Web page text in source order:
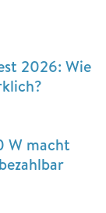
2026: Wie
W macht